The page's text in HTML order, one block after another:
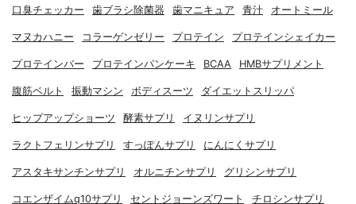
口臭チェッカー 歯ブラシ除菌器 歯マニキュア 青汁 オートミール
マヌカハニー コラーゲンゼリー プロテイン プロテインシェイカー
プロテインバー プロテインパンケーキ BCAA HMBサプリメント
腹筋ベルト 振動マシン ボディスーツ ダイエットスリッパ
ヒップアップショーツ 酵素サプリ イヌリンサプリ
ラクトフェリンサプリ すっぽんサプリ にんにくサプリ
アスタキサンチンサプリ オルニチンサプリ グリシンサプリ
コエンザイムq10サプリ セントジョーンズワート チロシンサプリ